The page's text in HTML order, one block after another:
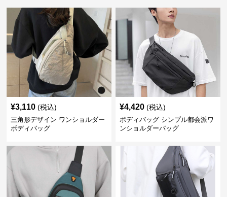
¥3,110 (税込)
三角形デザイン ワンショルダー
ボディバッグ
¥4,420 (税込)
ボディバッグ シンプル都会派ワ
ンショルダーバッグ